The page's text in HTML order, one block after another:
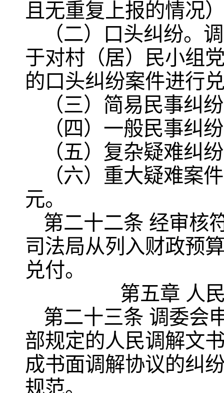
且无重复上报的情况
（二）口头纠纷。
于对村（居）民小组
的口头纠纷案件进行
（三）简易民事纠
（四）一般民事纠
（五）复杂疑难纠
（六）重大疑难案
元。
第二十二条 经审核
司法局从列入财政预
兑付。
第五章 人
第二十三条 调委会
部规定的人民调解文
成书面调解协议的纠
规范。